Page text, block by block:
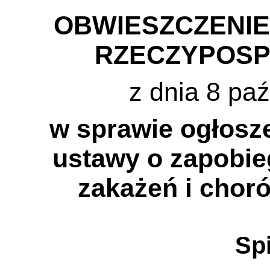
z dnia 8
w sprawie
ustawy o
zakażeń i